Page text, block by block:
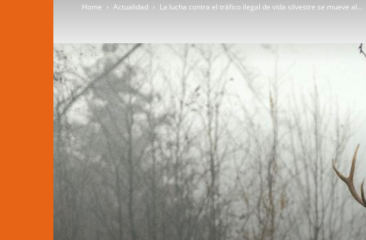
Home Actualidad La lucha contra el tráfico ilegal de vida silvestre se mueve al...